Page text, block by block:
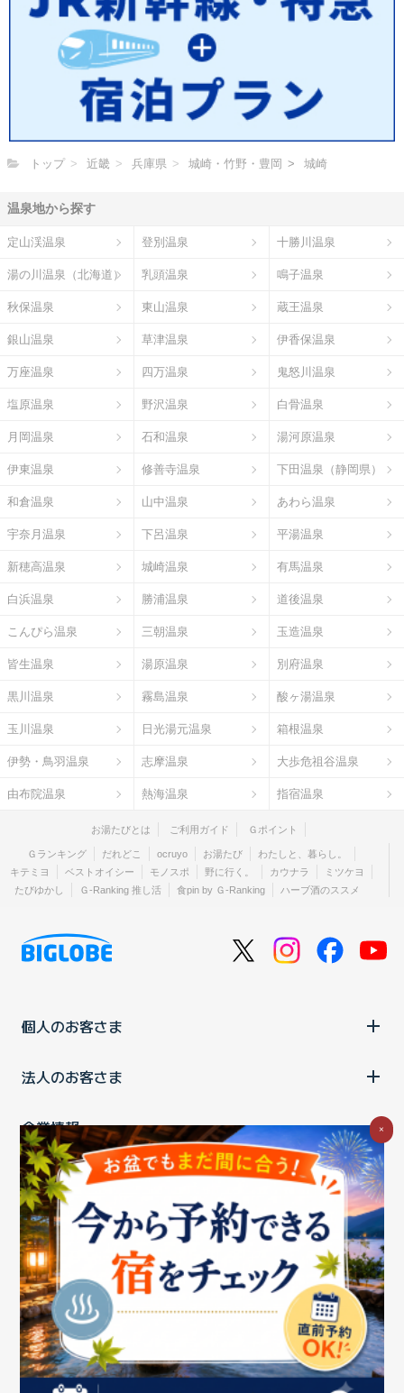
トップ 近畿 兵庫県 城崎・竹野・豊岡 城崎
温泉地から探す
定山渓温泉 登別温泉 十勝川温泉
湯の川温泉（北海道） 乳頭温泉 鳴子温泉
秋保温泉 東山温泉 蔵王温泉
銀山温泉 草津温泉 伊香保温泉
万座温泉 四万温泉 鬼怒川温泉
塩原温泉 野沢温泉 白骨温泉
月岡温泉 石和温泉 湯河原温泉
伊東温泉 修善寺温泉 下田温泉（静岡県）
和倉温泉 山中温泉 あわら温泉
宇奈月温泉 下呂温泉 平湯温泉
新穂高温泉 城崎温泉 有馬温泉
白浜温泉 勝浦温泉 道後温泉
こんぴら温泉 三朝温泉 玉造温泉
皆生温泉 湯原温泉 別府温泉
黒川温泉 霧島温泉 酸ヶ湯温泉
玉川温泉 日光湯元温泉 箱根温泉
伊勢・鳥羽温泉 志摩温泉 大歩危祖谷温泉
由布院温泉 熱海温泉 指宿温泉
お湯たびとは ご利用ガイド Ｇポイント
Ｇランキング だれどこ ocruyo お湯たび
わたしと、暮らし。
キテミヨ
ベストオイシー モノスポ 野に行く。 カウナラ
ミツケヨ
たびゆかし
Ｇ-Ranking 推し活 食pin by Ｇ-Ranking ハーブ酒のススメ
個人のお客さま
法人のお客さま
企業情報
ご利用中の方
お問い合わせ消費税の表示 ウェブアクセシビリティの取り組み
個人情報保護ポリシープライバシーポータル
Cookieポリシー
特定商取引法に基づく表記情報セキュリティ基本方針
商標についてBIGLOBEトップ
×